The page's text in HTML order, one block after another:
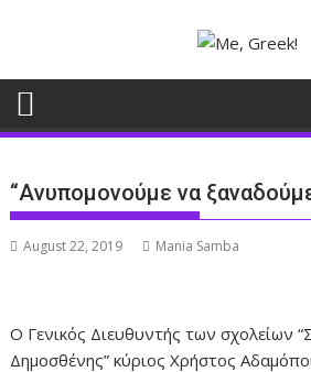
“Ανυπομονούμε να
August 22, 2019 Mania Samba
O Γενικός Διευθυντής των σχολείων
Δημοσθένης” κύριος Χρήστος